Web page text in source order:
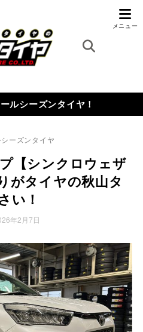
ルシーズンタイヤ！
ーズンタイヤ
【シンクロウェザ
がタイヤの秋山タ
い！
年2月7日